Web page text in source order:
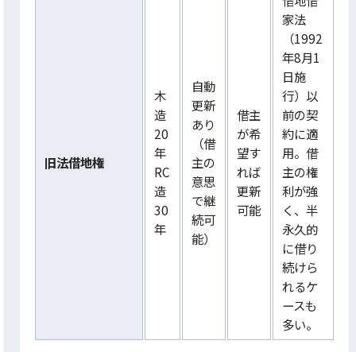
旧法借地権
木
造
20
年
RC
造
30
年
自動
更新
あり
（借
主の
意思
で継
続可
能）
借主
が希
望す
れば
更新
可能
家法
（1992
年8月1
日施
行）以
前の契
約に適
用。借
主の権
利が強
く、半
永久的
に借り
続けら
れるケ
ースも
多い。